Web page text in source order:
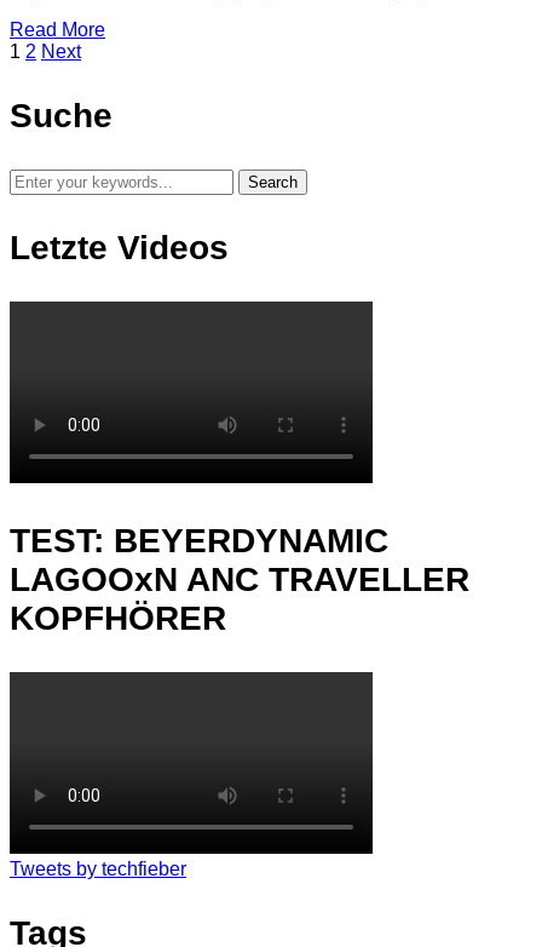
Read More
1 2 Next
Suche
Letzte Videos
TEST: BEYERDYNAMIC
LAGOOxN ANC TRAVELLER
KOPFHÖRER
Tweets by techfieber
Tags